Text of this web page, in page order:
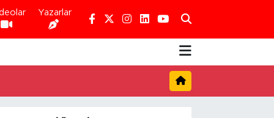
Yazarlar